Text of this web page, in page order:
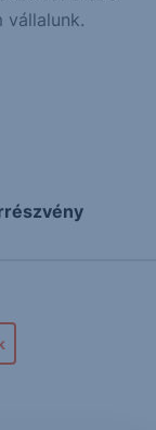
vállalunk.